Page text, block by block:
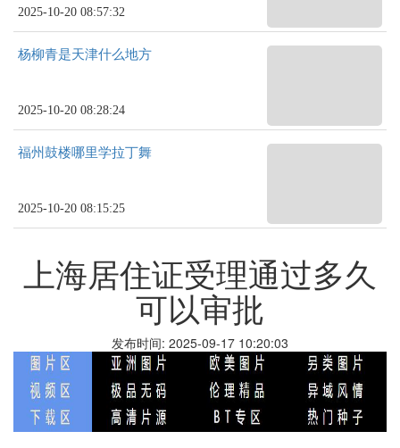
2025-10-20 08:57:32
杨柳青是天津什么地方
2025-10-20 08:28:24
福州鼓楼哪里学拉丁舞
2025-10-20 08:15:25
上海居住证受理通过多久
可以审批
发布时间: 2025-09-17 10:20:03